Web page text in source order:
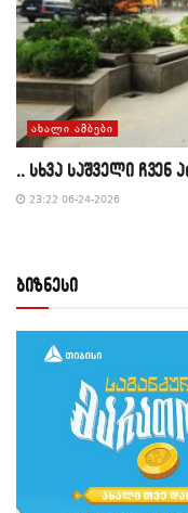
ᲐᲮᲐᲚᲘ ᲐᲛᲑᲔᲑᲘ
,, სხვა საშველი ჩვენ
23:22 06-24-2026
ბიზნესი